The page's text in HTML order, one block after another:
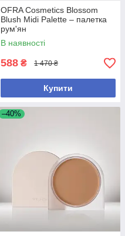
OFRA Cosmetics Blossom
Blush Midi Palette – палетка
рум'ян
В наявності
588 ₴ 1 470 ₴
Купити
–40%